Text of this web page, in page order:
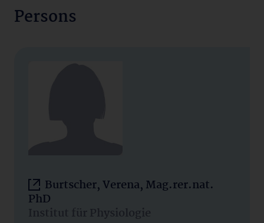
Persons
Burtscher, Verena, Mag.rer.nat.
PhD
Institut für Physiologie